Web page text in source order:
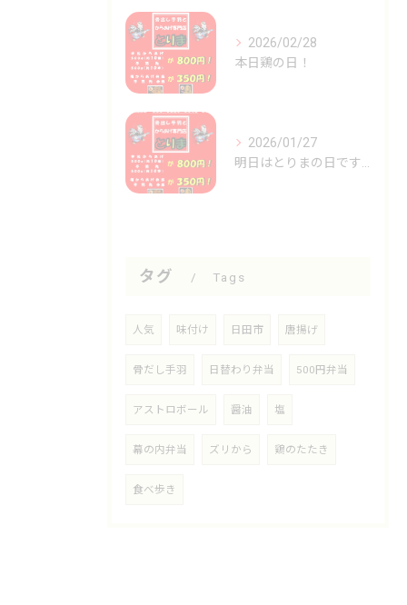
2026/02/28
本日鶏の日！
2026/01/27
明日はとりまの日です🐓
タグ Tags
人気 味付け 日田市 唐揚げ
骨だし手羽 日替わり弁当 500円弁当
アストロボール 醤油 塩
幕の内弁当 ズリから 鶏のたたき
食べ歩き